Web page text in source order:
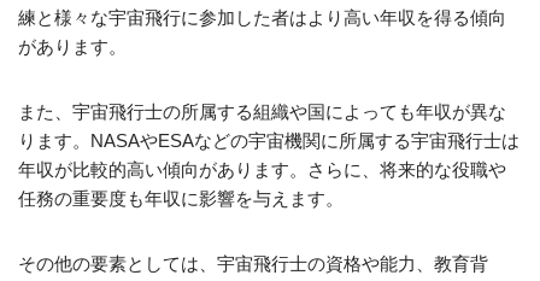
練と様々な宇宙飛行に参加した者はより高い年収を得る傾向
があります。
また、宇宙飛行士の所属する組織や国によっても年収が異な
ります。NASAやESAなどの宇宙機関に所属する宇宙飛行士は
年収が比較的高い傾向があります。さらに、将来的な役職や
任務の重要度も年収に影響を与えます。
その他の要素としては、宇宙飛行士の資格や能力、教育背